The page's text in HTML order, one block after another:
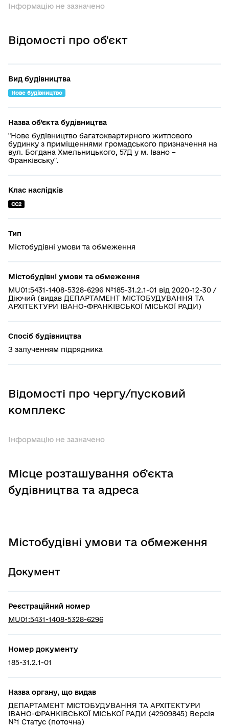
Інформацію не зазначено
Відомості про об'єкт
Вид будівництва
Нове будівництво
Назва об’єкта будівництва
"Нове будівництво багатоквартирного житлового
будинку з приміщеннями громадського призначення на
вул. Богдана Хмельницького, 57Д у м. Івано –
Франківську".
Клас наслідків
СС2
Тип
Містобудівні умови та обмеження
Містобудівні умови та обмеження
MU01:5431-1408-5328-6296 №185-31.2.1-01 від 2020-12-30 /
Діючий (видав ДЕПАРТАМЕНТ МІСТОБУДУВАННЯ ТА
АРХІТЕКТУРИ ІВАНО-ФРАНКІВСЬКОЇ МІСЬКОЇ РАДИ)
Спосіб будівництва
З залученням підрядника
Відомості про чергу/пусковий
комплекс
Інформацію не зазначено
Місце розташування об'єкта
будівництва та адреса
Містобудівні умови та обмеження
Документ
Реєстраційний номер
MU01:5431-1408-5328-6296
Номер документу
185-31.2.1-01
Назва органу, що видав
ДЕПАРТАМЕНТ МІСТОБУДУВАННЯ ТА АРХІТЕКТУРИ
ІВАНО-ФРАНКІВСЬКОЇ МІСЬКОЇ РАДИ (42909845) Версія
№1 Статус (поточна)